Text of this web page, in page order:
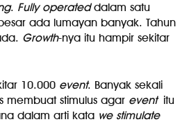
. Fully operateddalam satu
ada lumayan banyak. Tahun
Growth-nya itu hampir sekitar
10.000 event. Banyak sekali
membuat stimulus agar eventitu
dalam arti kata we stimulate